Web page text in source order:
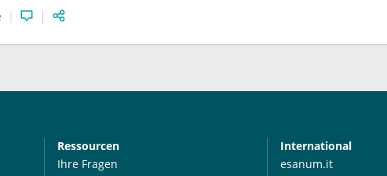
Ressourcen
Ihre Fragen
International
esanum.it